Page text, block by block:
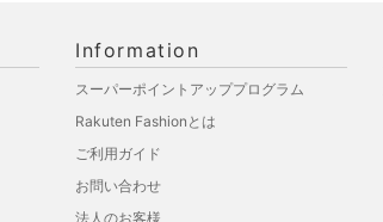
Information
スーパーポイントアッププログラム
Rakuten Fashionとは
ご利用ガイド
お問い合わせ
法人のお客様